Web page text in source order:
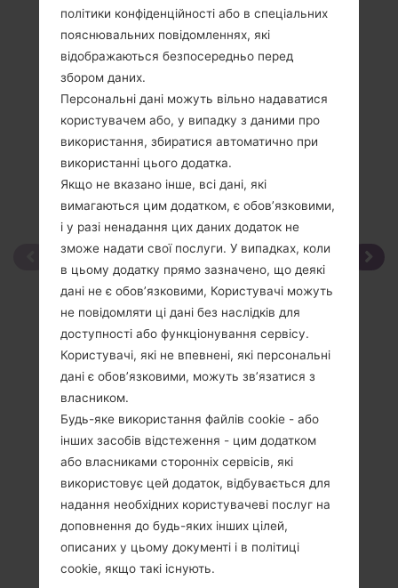
Порівняти
політики конфіденційності або в спеціальних
пояснювальних повідомленнях, які
відображаються безпосередньо перед
збором даних.
Персональні дані можуть вільно надаватися
користувачем або, у випадку з даними про
використання, збиратися автоматично при
використанні цього додатка.
Якщо не вказано інше, всі дані, які
вимагаються цим додатком, є обов’язковими,
і у разі ненадання цих даних додаток не
зможе надати свої послуги. У випадках, коли
в цьому додатку прямо зазначено, що деякі
дані не є обов’язковими, Користувачі можуть
не повідомляти ці дані без наслідків для
доступності або функціонування сервісу.
Користувачі, які не впевнені, які персональні
дані є обов’язковими, можуть зв’язатися з
власником.
Будь-яке використання файлів cookie - або
інших засобів відстеження - цим додатком
або власниками сторонніх сервісів, які
використовує цей додаток, відбувається для
надання необхідних користувачеві послуг на
доповнення до будь-яких інших цілей,
описаних у цьому документі і в політиці
cookie, якщо такі існують.